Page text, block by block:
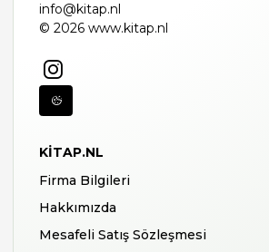
info@kitap.nl
© 2026 www.kitap.nl
KITAP.NL
Firma Bilgileri
Hakkımızda
Mesafeli Satış Sözleşmesi